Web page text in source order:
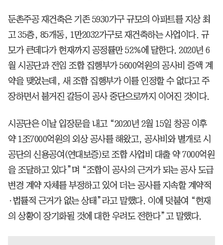
둔촌주공 재건축은 기존 5930가구 규모의 아파트를 지상 최
고 35층, 85개동, 1만2032가구로 재건축하는 사업이다. 규
모가 큰데다가 현재까지 공정률만 52%에 달한다. 2020년 6
월 시공단과 전임 조합 집행부가 5600억원의 공사비 증액 계
약을 맺었는데, 새 조합 집행부가 이를 인정할 수 없다고 주
장하면서 불거진 갈등이 공사 중단으로까지 이어진 것이다.
시공단은 이날 입장문을 내고 “2020년 2월 15일 창공 이후
약 1조7000억원의 외상 공사를 해왔고, 공사비와 별개로 시
공단의 신용공여(연대보증)로 조합 사업비 대출 약 7000억원
을 조달하고 있다”며 “조합이 공사의 근거가 되는 공사 도급
변경 계약 자체를 부정하고 있어 더는 공사를 지속할 계약적
·법률적 근거가 없는 상태”라고 말했다. 이에 덧붙여 “현재
의 상황이 장기화될 것에 대한 우려도 전한다”고 말했다.